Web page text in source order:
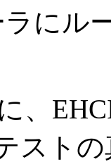
にル
、
スト